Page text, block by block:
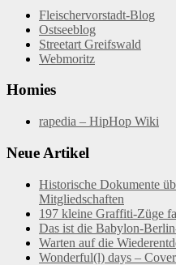
Fleischervorstadt-Blog
Ostseeblog
Streetart Greifswald
Webmoritz
Homies
rapedia – HipHop Wiki
Neue Artikel
Historische Dokumente
Mitgliedschaften
197 kleine Graffiti-Züge
Das ist die Babylon-
Warten auf die
Wonderful(l) days –